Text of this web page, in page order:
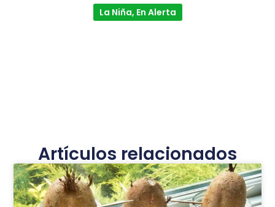
La Niña, En Alerta
Artículos relacionados